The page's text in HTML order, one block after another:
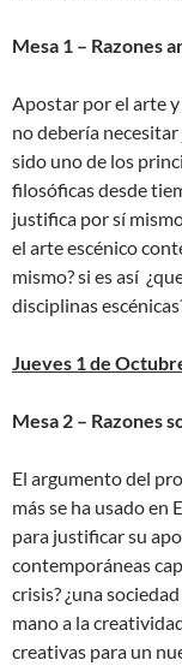
Mesa 1 – Razones
Apostar por el arte y
no debería
sido uno de los
filosóficas desde
justifica por sí
el arte escénico
mismo? si es así
disciplinas
Jueves 1 de
Mesa 2 – Razones
El argumento del
más se ha usado
para justificar su
contemporáneas
crisis? ¿una
mano a la
creativas para un